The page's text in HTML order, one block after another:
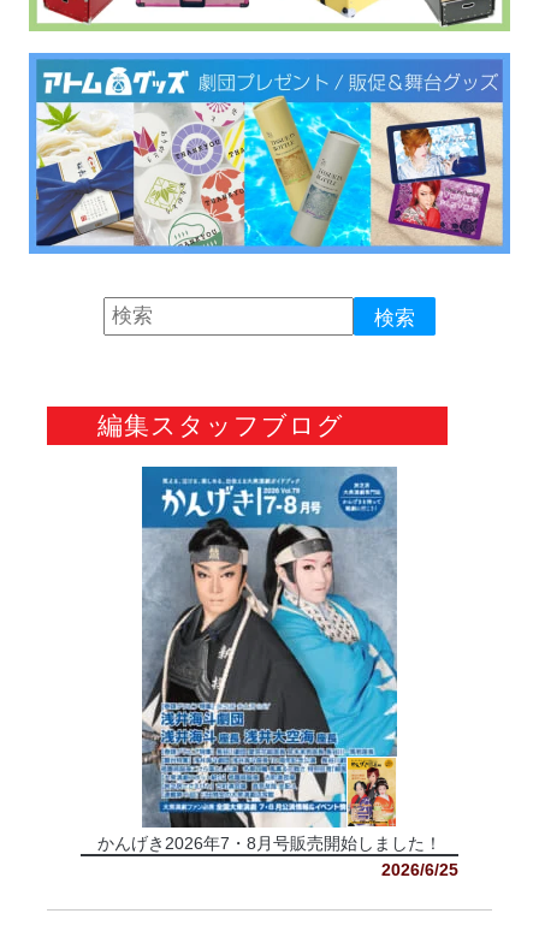
編集スタッフブログ
かんげき2026年7・8月号販売開始しました！
2026/6/25